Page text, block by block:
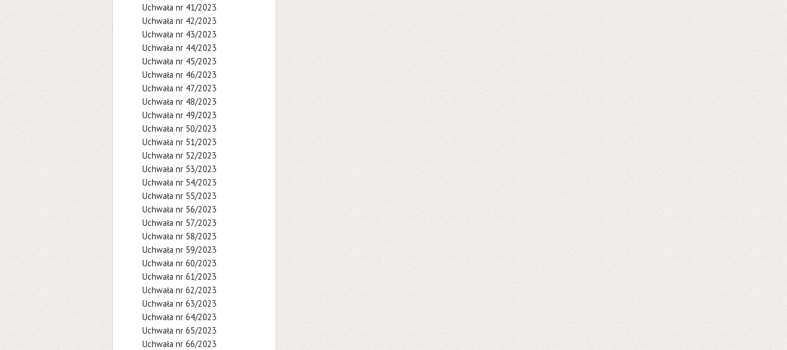
Uchwała nr 41/2023
Uchwała nr 42/2023
Uchwała nr 43/2023
Uchwała nr 44/2023
Uchwała nr 45/2023
Uchwała nr 46/2023
Uchwała nr 47/2023
Uchwała nr 48/2023
Uchwała nr 49/2023
Uchwała nr 50/2023
Uchwała nr 51/2023
Uchwała nr 52/2023
Uchwała nr 53/2023
Uchwała nr 54/2023
Uchwała nr 55/2023
Uchwała nr 56/2023
Uchwała nr 57/2023
Uchwała nr 58/2023
Uchwała nr 59/2023
Uchwała nr 60/2023
Uchwała nr 61/2023
Uchwała nr 62/2023
Uchwała nr 63/2023
Uchwała nr 64/2023
Uchwała nr 65/2023
Uchwała nr 66/2023